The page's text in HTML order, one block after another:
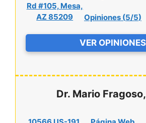
Rd #105, Mesa,
AZ 85209
Opiniones (5/5)
VER OPINIONES
Dr. Mario